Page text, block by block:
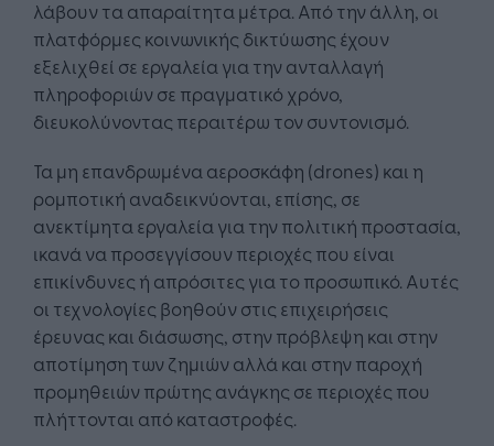
λάβουν τα απαραίτητα μέτρα. Από την άλλη, οι
πλατφόρμες κοινωνικής δικτύωσης έχουν
εξελιχθεί σε εργαλεία για την ανταλλαγή
πληροφοριών σε πραγματικό χρόνο,
διευκολύνοντας περαιτέρω τον συντονισμό.
Τα μη επανδρωμένα αεροσκάφη (drones) και η
ρομποτική αναδεικνύονται, επίσης, σε
ανεκτίμητα εργαλεία για την πολιτική προστασία,
ικανά να προσεγγίσουν περιοχές που είναι
επικίνδυνες ή απρόσιτες για το προσωπικό. Αυτές
οι τεχνολογίες βοηθούν στις επιχειρήσεις
έρευνας και διάσωσης, στην πρόβλεψη και στην
αποτίμηση των ζημιών αλλά και στην παροχή
προμηθειών πρώτης ανάγκης σε περιοχές που
πλήττονται από καταστροφές.